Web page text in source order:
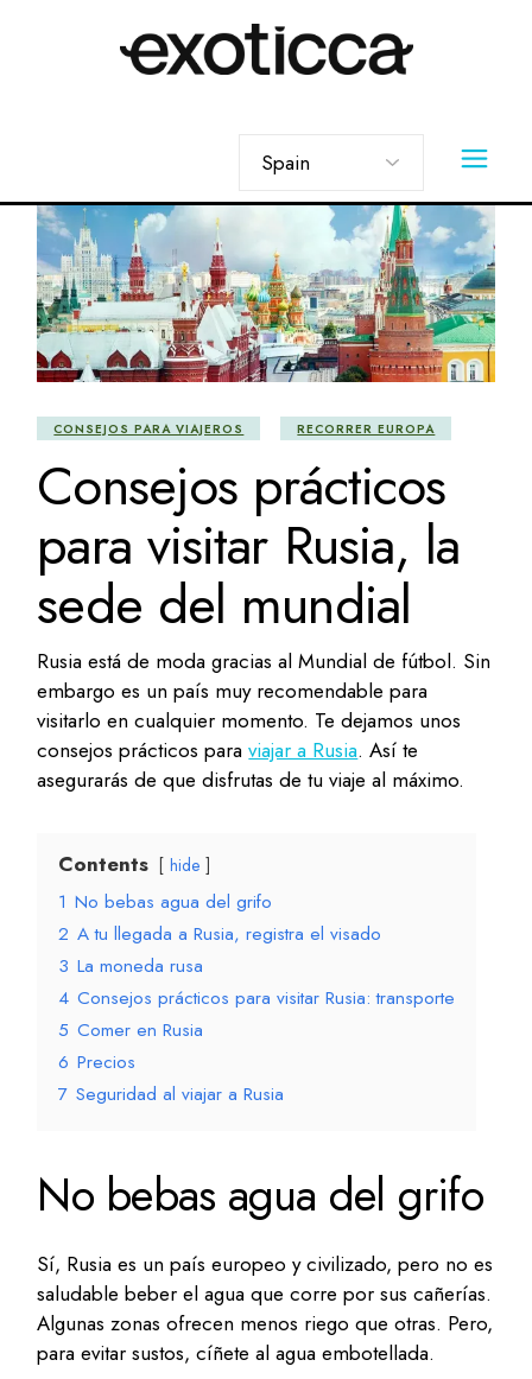
idioma
CONSEJOS PARA VIAJEROS RECORRER EUROPA
Consejos prácticos
para visitar Rusia, la
sede del mundial
Rusia está de moda gracias al Mundial de fútbol. Sin
embargo es un país muy recomendable para
visitarlo en cualquier momento. Te dejamos unos
consejos prácticos paraviajar a Rusia. Así te
asegurarás de que disfrutas de tu viaje al máximo.
Contents hide
1 No bebas agua del grifo
2 A tu llegada a Rusia, registra el visado
3 La moneda rusa
4 Consejos prácticos para visitar Rusia: transporte
5 Comer en Rusia
6 Precios
7 Seguridad al viajar a Rusia
No bebas agua del grifo
Sí, Rusia es un país europeo y civilizado, pero no es
saludable beber el agua que corre por sus cañerías.
Algunas zonas ofrecen menos riego que otras. Pero,
para evitar sustos, cíñete al agua embotellada.